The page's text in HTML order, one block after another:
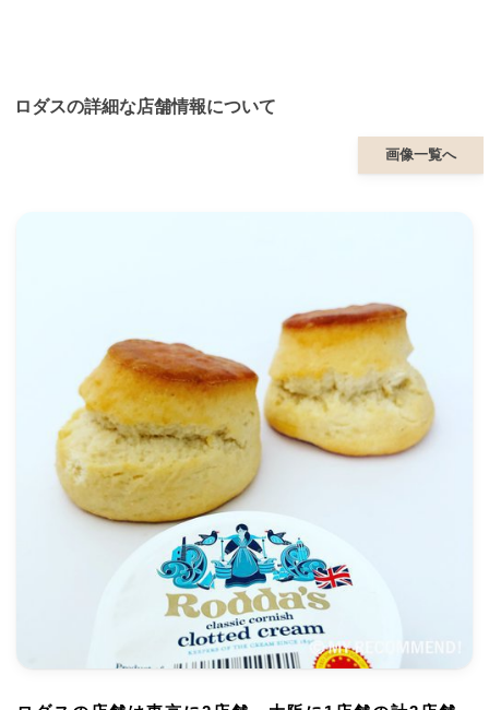
ロダスの詳細な店舗情報について
画像一覧へ